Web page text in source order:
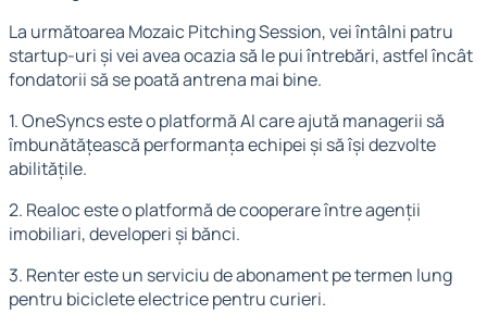
La următoarea Mozaic Pitching Session, vei întâlni patru
startup-uri și vei avea ocazia să le pui întrebări, astfel încât
fondatorii să se poată antrena mai bine.
1. OneSyncs este o platformă AI care ajută managerii să
îmbunătățească performanța echipei și să își dezvolte
abilitățile.
2. Realoc este o platformă de cooperare între agenții
imobiliari, developeri și bănci.
3. Renter este un serviciu de abonament pe termen lung
pentru biciclete electrice pentru curieri.